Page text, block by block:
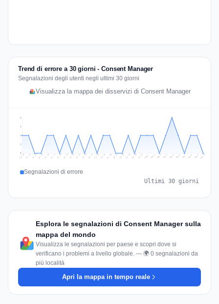
Trend di errore a 30 giorni - Consent Manager
Segnalazioni degli utenti negli ultimi 30 giorni
Visualizza la mappa dei disservizi di Consent Manager
1
1
2
2
Jul 12 Jul 13 Jul 14 Jul 15 Jul 16 Jul 17 Jul 18 Jul 19 Jul 20 Jul 21 Jul 22 Jul 23 Jul 24 Jul 25 Jul 26 Jul 27 Jul 28 Jul 29 Jul 30 Jul 31 Aug 1 Aug 2 Aug 3 Aug 4 Aug 5 Aug 6 Aug 7 Aug 8 Aug 9 Aug 10
Segnalazioni di errore
Ultimi 30 giorni
Esplora le segnalazioni di Consent Manager sulla
mappa del mondo
Visualizza le segnalazioni per paese e scopri dove si
verificano i problemi a livello globale. — 🌍 0 segnalazioni da
più località
Apri la mappa in tempo reale